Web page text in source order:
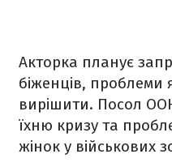
Акторка планує
біженців, проблеми
вирішити. Посол
їхню кризу та
жінок у військових